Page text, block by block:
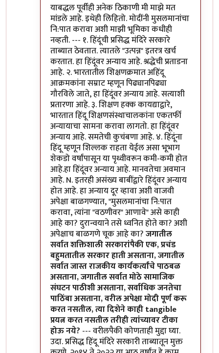
याबद्धल पूर्वीही अनेक ठिकाणी मी माझे मत
मांडले आहे. इथेही लिहितो. मोदींनी मुसलमानांचा
नि:पात करावा अशी माझी भूमिका कधीही
नव्हती. --- १. हिंदूंची प्रसिद्ध मंदिरे सरकारे
ताब्यात ठेवतात. त्यातले "उत्पन्न" इतरत्र खर्च
करतात. हा हिंदूंवर अन्याय आहे. श्रद्धेची प्रताडना
आहे. २. भारतातील शिक्षणक्रमात अहिंदू
आक्रमकांना सम्राट म्हणून पिढ्यानपिढ्या
गौरविले जाते, हा हिंदूंवर अन्याय आहे. सत्याशी
प्रतारणा आहे. ३. शिक्षण हक्क कायद्याद्वारे,
भारतात हिंदू शिक्षणसंस्थाचालकांना एकतर्फी
अन्यायाचा सामना करावा लागतो. हा हिंदूंवर
अन्याय आहे. समतेची कुचंबणा आहे. ४. हिंदूंना
हिंदू म्हणून शिल्लक राहता येईल असा भूभाग
शेकडो वर्षांपासून या पृथ्वीवरून कमी-कमी होत
आहे.हा हिंदूंवर अन्याय आहे. मानवतेचा अवमान
आहे. N. इतरही असंख्य बाबींद्वारे हिंदूंवर अन्याय
होत आहे. हा अन्याय दूर व्हावा अशी वाजवी
अपेक्षा बाळगण्यात, "मुसलमानांचा नि:पात
करावा, त्यांना "वठणीवर" आणावे" असे काही
आहे का? दुरान्वयाने तसे ध्वनित होते का? अशी
अपेक्षाच बाळगणे चूक आहे का?जगातील
सर्वात शक्तिशाली सरकारांपैकी एक, प्रचंड
बहुमतातील सरकार हाती असताना, जगातील
सर्वात जास्त राजकीय कार्यकर्त्यांचे पाठबळ
असताना, जगातील सर्वात मोठे सामाजिक
संघटन पाठीशी असताना, सर्वाधिक जनतेचा
पाठिंबा असताना, वरील अपेक्षा मोदी पूर्ण करू
करत नसतील, त्या दिशेने काही tangible
प्रयत्न करत नसतील तरीही त्यांच्यावर टीका
होऊ नये? --- वरीलपैकी कोणताही मुद्दा घ्या.
उदा. प्रसिद्ध हिंदू मंदिरे सरकारी ताब्यातून मुक्त